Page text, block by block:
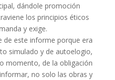
dándole promoción
los principios éticos
y exige.
de este informe porque era
simulado y de autoelogio,
momento, de la obligación
no solo las obras y